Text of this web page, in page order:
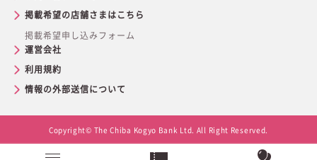
掲載希望の店舗さまはこちら
掲載希望申し込みフォーム
運営会社
利用規約
情報の外部送信について
Copyright© The Chiba Kogyo Bank Ltd. All Right Reserved.